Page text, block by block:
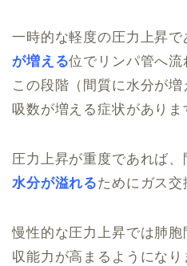
一時的な軽度の圧力上昇で
が増える位でリンパ管へ流
この段階（間質に水分が
吸数が増える症状がありま
圧力上昇が重度であれば、
水分が溢れるためにガス交
慢性的な圧力上昇では肺
収能力が高まるようになり